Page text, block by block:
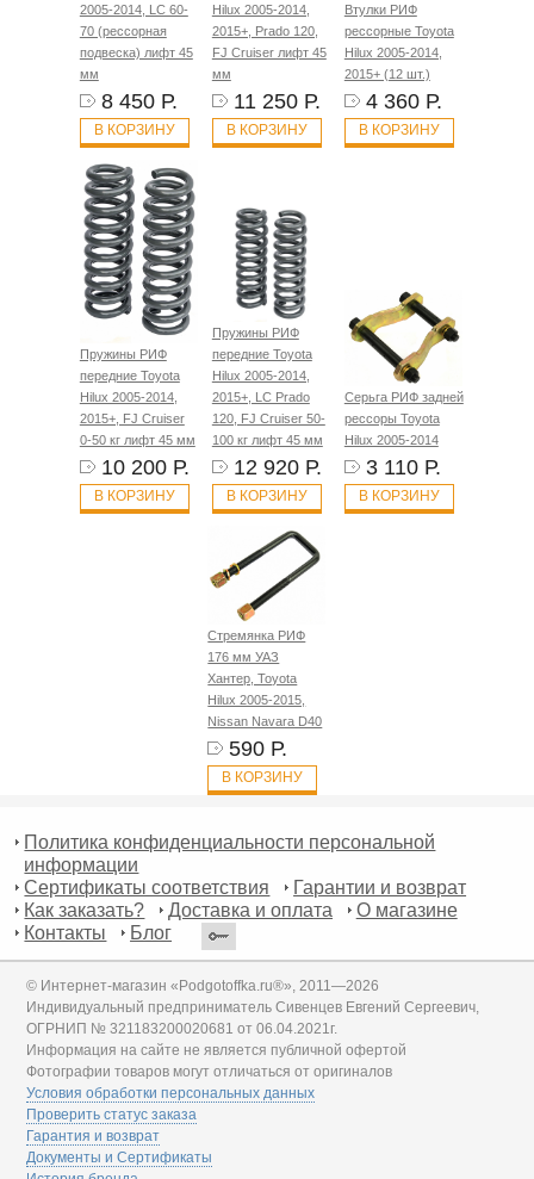
2005-2014, LC 60-
70 (рессорная
подвеска) лифт 45
мм
8 450 Р.
В КОРЗИНУ
Hilux 2005-2014,
2015+, Prado 120,
FJ Cruiser лифт 45
мм
11 250 Р.
В КОРЗИНУ
Втулки РИФ
рессорные Toyota
Hilux 2005-2014,
2015+ (12 шт.)
4 360 Р.
В КОРЗИНУ
Пружины РИФ
передние Toyota
Hilux 2005-2014,
2015+, FJ Cruiser
0-50 кг лифт 45 мм
10 200 Р.
В КОРЗИНУ
Пружины РИФ
передние Toyota
Hilux 2005-2014,
2015+, LC Prado
120, FJ Cruiser 50-
100 кг лифт 45 мм
12 920 Р.
В КОРЗИНУ
Серьга РИФ задней
рессоры Toyota
Hilux 2005-2014
3 110 Р.
В КОРЗИНУ
Стремянка РИФ
176 мм УАЗ
Хантер, Toyota
Hilux 2005-2015,
Nissan Navara D40
590 Р.
В КОРЗИНУ
Политика конфиденциальности персональной
информации
Сертификаты соответствия
Гарантии и возврат
Как заказать?
Доставка и оплата
О магазине
Контакты
Блог
© Интернет-магазин «Podgotoffka.ru®», 2011—2026
Индивидуальный предприниматель Сивенцев Евгений Сергеевич,
ОГРНИП № 321183200020681 от 06.04.2021г.
Информация на сайте не является публичной офертой
Фотографии товаров могут отличаться от оригиналов
Условия обработки персональных данных
Проверить статус заказа
Гарантия и возврат
Документы и Сертификаты